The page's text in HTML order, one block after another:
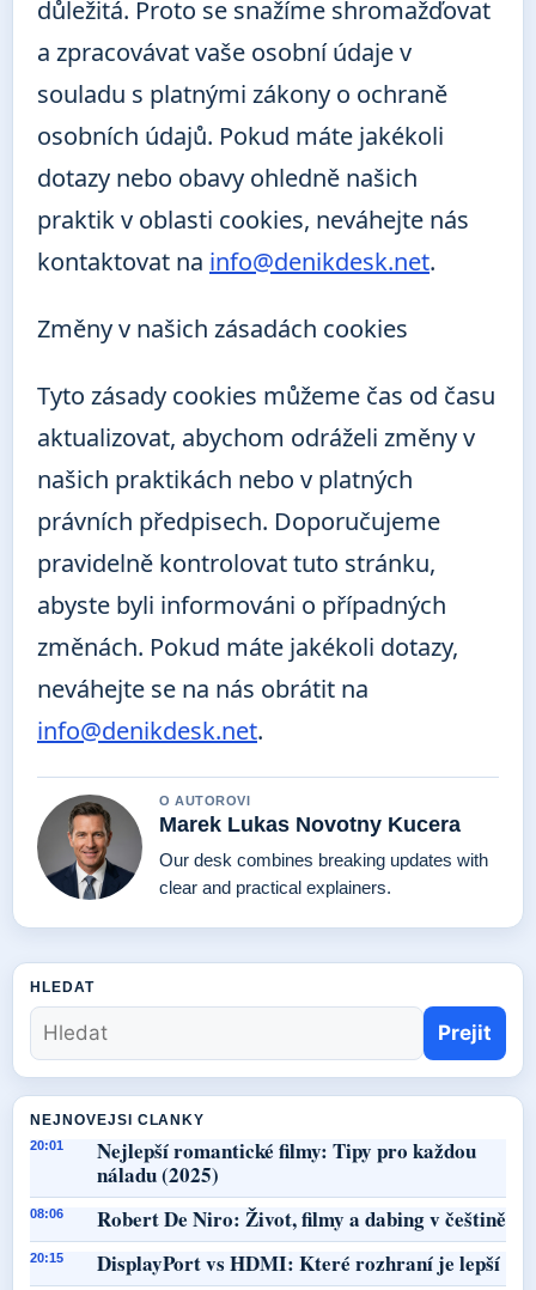
důležitá. Proto se snažíme shromažďovat
a zpracovávat vaše osobní údaje v
souladu s platnými zákony o ochraně
osobních údajů. Pokud máte jakékoli
dotazy nebo obavy ohledně našich
praktik v oblasti cookies, neváhejte nás
kontaktovat na info@denikdesk.net.
Změny v našich zásadách cookies
Tyto zásady cookies můžeme čas od času
aktualizovat, abychom odráželi změny v
našich praktikách nebo v platných
právních předpisech. Doporučujeme
pravidelně kontrolovat tuto stránku,
abyste byli informováni o případných
změnách. Pokud máte jakékoli dotazy,
neváhejte se na nás obrátit na
info@denikdesk.net.
O AUTOROVI
Marek Lukas Novotny Kucera
Our desk combines breaking updates with
clear and practical explainers.
HLEDAT
Prejit
NEJNOVEJSI CLANKY
20:01
Nejlepší romantické filmy: Tipy pro každou
náladu (2025)
08:06 Robert De Niro: Život, filmy a dabing v češtině
20:15 DisplayPort vs HDMI: Které rozhraní je lepší